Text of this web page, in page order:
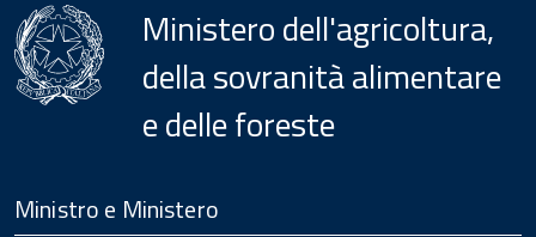
Ministero dell'agricoltura,
della sovranità alimentare
e delle foreste
Footer
Ministro e Ministero